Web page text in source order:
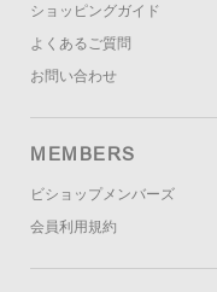
ショッピングガイド
よくあるご質問
お問い合わせ
MEMBERS
ビショップメンバーズ
会員利用規約